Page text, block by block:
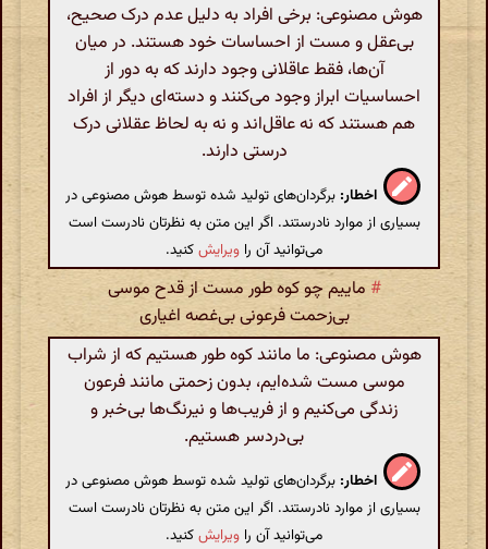
هوش مصنوعی: برخی افراد به دلیل عدم درک صحیح،
بی‌عقل و مست از احساسات خود هستند. در میان
آن‌ها، فقط عاقلانی وجود دارند که به دور از
احساسیات ابراز وجود می‌کنند و دسته‌ای دیگر از افراد
هم هستند که نه عاقل‌اند و نه به لحاظ عقلانی درک
درستی دارند.
اخطار: برگردان‌های تولید شده توسط هوش مصنوعی در
بسیاری از موارد نادرستند. اگر این متن به نظرتان نادرست است
می‌توانید آن را ویرایشکنید.
# ماییم چو کوه طور مست از قدح موسی
بی‌زحمت فرعونی بی‌غصه اغیاری
هوش مصنوعی: ما مانند کوه طور هستیم که از شراب
موسی مست شده‌ایم، بدون زحمتی مانند فرعون
زندگی می‌کنیم و از فریب‌ها و نیرنگ‌ها بی‌خبر و
بی‌دردسر هستیم.
اخطار: برگردان‌های تولید شده توسط هوش مصنوعی در
بسیاری از موارد نادرستند. اگر این متن به نظرتان نادرست است
می‌توانید آن را ویرایشکنید.